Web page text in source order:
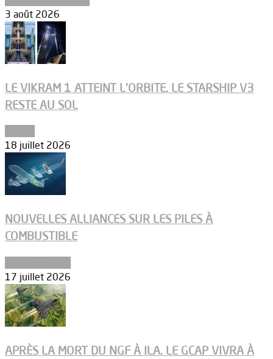
3 août 2026
LE VIKRAM 1 ATTEINT L’ORBITE, LE STARSHIP V3
RESTE AU SOL
18 juillet 2026
NOUVELLES ALLIANCES SUR LES PILES À
COMBUSTIBLE
17 juillet 2026
APRÈS LA MORT DU NGF À ILA, LE GCAP VIVRA À